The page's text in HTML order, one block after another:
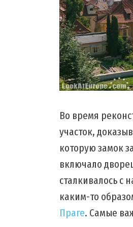
Во время
участок,
которую замок
включало
сталкивалось
каким-то
Праге. Самые